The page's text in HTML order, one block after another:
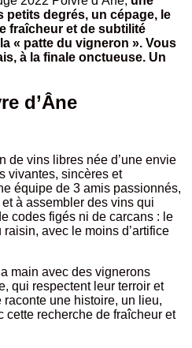
petits degrés, un cépage, le
fraîcheur et de subtilité
« patte du vigneron ». Vous
à la finale onctueuse. Un
d’Âne
de vins libres née d’une envie
vivantes, sincères et
équipe de 3 amis passionnés,
à assembler des vins qui
codes figés ni de carcans : le
avec le moins d’artifice
main avec des vignerons
qui respectent leur terroir et
une histoire, un lieu,
cette recherche de fraîcheur et